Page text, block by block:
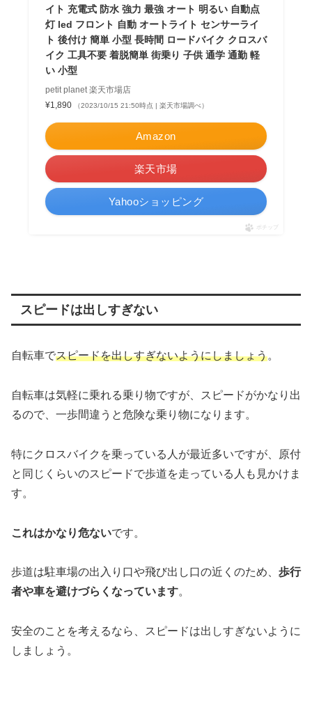
イト 充電式 防水 強力 最強 オート 明るい 自動点
灯 led フロント 自動 オートライト センサーライ
ト 後付け 簡単 小型 長時間 ロードバイク クロスバ
イク 工具不要 着脱簡単 街乗り 子供 通学 通勤 軽
い 小型
petit planet 楽天市場店
¥1,890
（2023/10/15 21:50時点 | 楽天市場調べ）
Amazon
楽天市場
Yahooショッピング
ポチップ
スピードは出しすぎない
自転車でスピードを出しすぎないようにしましょう。
自転車は気軽に乗れる乗り物ですが、スピードがかなり出
るので、一歩間違うと危険な乗り物になります。
特にクロスバイクを乗っている人が最近多いですが、原付
と同じくらいのスピードで歩道を走っている人も見かけま
す。
これはかなり危ないです。
歩道は駐車場の出入り口や飛び出し口の近くのため、 歩行
者や車を避けづらくなっています。
安全のことを考えるなら、スピードは出しすぎないように
しましょう。